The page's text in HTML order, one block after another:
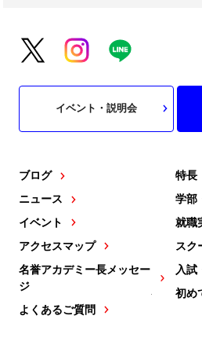
ブログ
ニュース
イベント
アクセスマップ
名誉アカデミー長メッセー
ジ
よくあるご質問
特長
学部
就職
スク
入試
初め
イベント・説明会